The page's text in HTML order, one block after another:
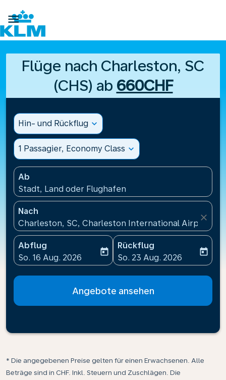

Flüge nach Charleston, SC
(CHS) ab 660CHF
Hin- und Rückflug expand_more
1 Passagier, Economy Class expand_more
Ab
Stadt, Land oder Flughafen
Nach
Charleston, SC, Charleston International
close
Abflug
fc-booking-departure-date-aria-label
So. 16 Aug. 2026
today
Rückflug
fc-booking-return-date-
So. 23 Aug. 2026
today
Angebote ansehen
* Die angegebenen Preise gelten für einen Erwachsenen. Alle
Beträge sind in CHF. Inkl. Steuern und Zuschlägen. Die